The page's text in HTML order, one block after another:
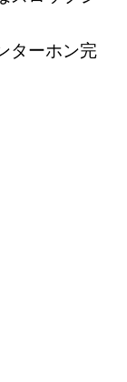
ターホン完